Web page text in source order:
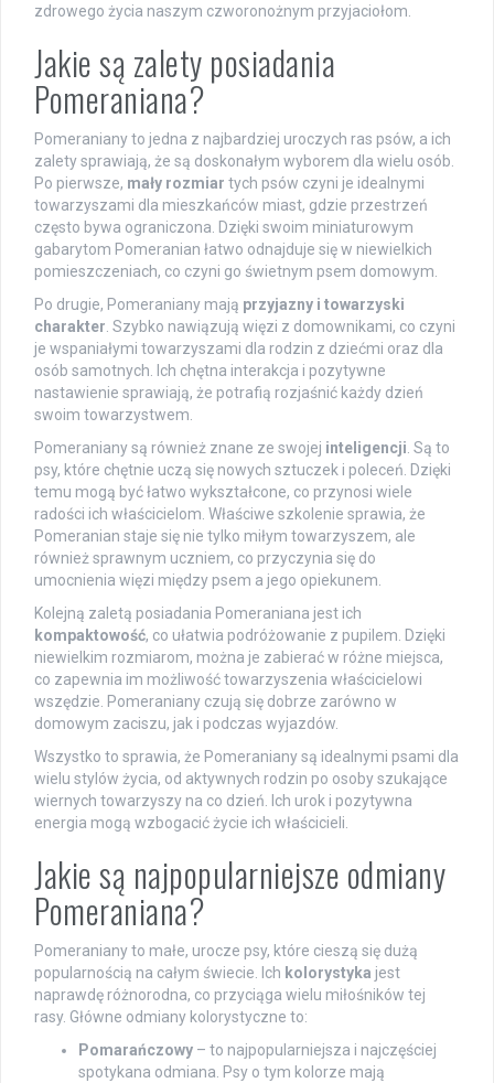
zdrowego życia naszym czworonożnym przyjaciołom.
Jakie są zalety posiadania
Pomeraniana?
Pomeraniany to jedna z najbardziej uroczych ras psów, a ich
zalety sprawiają, że są doskonałym wyborem dla wielu osób.
Po pierwsze, mały rozmiar tych psów czyni je idealnymi
towarzyszami dla mieszkańców miast, gdzie przestrzeń
często bywa ograniczona. Dzięki swoim miniaturowym
gabarytom Pomeranian łatwo odnajduje się w niewielkich
pomieszczeniach, co czyni go świetnym psem domowym.
Po drugie, Pomeraniany mają przyjazny i towarzyski
charakter. Szybko nawiązują więzi z domownikami, co czyni
je wspaniałymi towarzyszami dla rodzin z dziećmi oraz dla
osób samotnych. Ich chętna interakcja i pozytywne
nastawienie sprawiają, że potrafią rozjaśnić każdy dzień
swoim towarzystwem.
Pomeraniany są również znane ze swojej inteligencji. Są to
psy, które chętnie uczą się nowych sztuczek i poleceń. Dzięki
temu mogą być łatwo wykształcone, co przynosi wiele
radości ich właścicielom. Właściwe szkolenie sprawia, że
Pomeranian staje się nie tylko miłym towarzyszem, ale
również sprawnym uczniem, co przyczynia się do
umocnienia więzi między psem a jego opiekunem.
Kolejną zaletą posiadania Pomeraniana jest ich
kompaktowość, co ułatwia podróżowanie z pupilem. Dzięki
niewielkim rozmiarom, można je zabierać w różne miejsca,
co zapewnia im możliwość towarzyszenia właścicielowi
wszędzie. Pomeraniany czują się dobrze zarówno w
domowym zaciszu, jak i podczas wyjazdów.
Wszystko to sprawia, że Pomeraniany są idealnymi psami dla
wielu stylów życia, od aktywnych rodzin po osoby szukające
wiernych towarzyszy na co dzień. Ich urok i pozytywna
energia mogą wzbogacić życie ich właścicieli.
Jakie są najpopularniejsze odmiany
Pomeraniana?
Pomeraniany to małe, urocze psy, które cieszą się dużą
popularnością na całym świecie. Ich kolorystyka jest
naprawdę różnorodna, co przyciąga wielu miłośników tej
rasy. Główne odmiany kolorystyczne to:
Pomarańczowy – to najpopularniejsza i najczęściej
spotykana odmiana. Psy o tym kolorze mają